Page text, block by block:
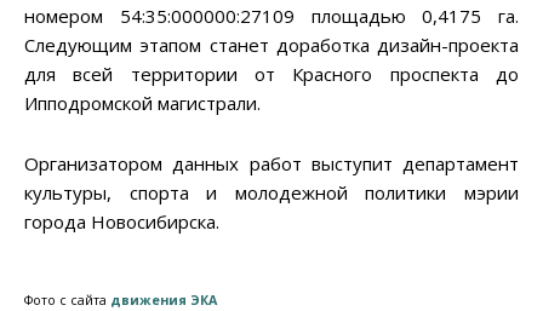
номером 54:35:000000:27109 площадью 0,4175 га.
Следующим этапом станет доработка дизайн-проекта
для всей территории от Красного проспекта до
Ипподромской магистрали.
Организатором данных работ выступит департамент
культуры, спорта и молодежной политики мэрии
города Новосибирска.
Фото с сайта движения ЭКА